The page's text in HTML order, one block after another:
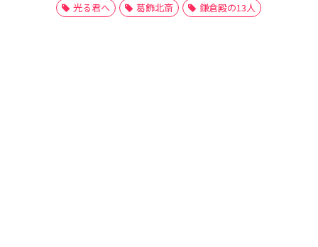
光る君へ
葛飾北斎 鎌倉殿の13人